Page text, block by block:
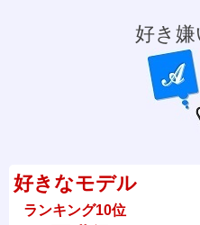
好き嫌
好きなモデル
ランキング10位